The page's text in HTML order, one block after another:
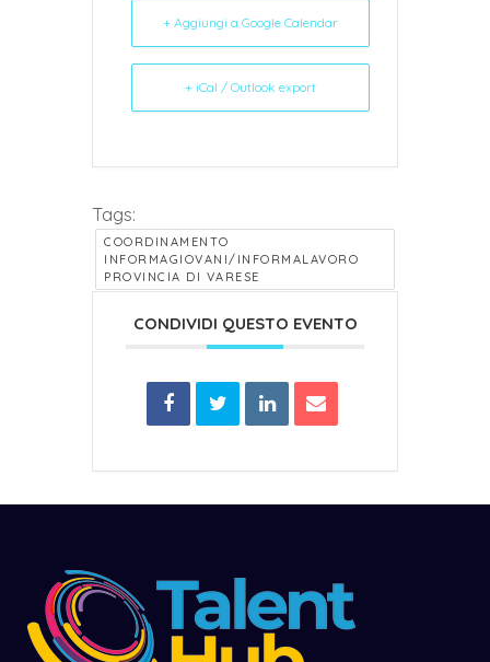
+ Aggiungi a Google Calendar
+ iCal / Outlook export
Tags:
COORDINAMENTO
INFORMAGIOVANI/INFORMALAVORO
PROVINCIA DI VARESE
CONDIVIDI QUESTO EVENTO